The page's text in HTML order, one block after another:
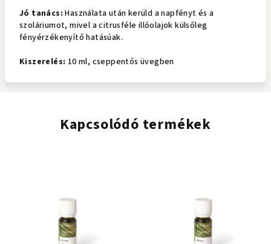
Jó tanács:Használata után kerüld a napfényt és a
szoláriumot, mivel a citrusféle illóolajok külsőleg
fényérzékenyítő hatásúak.
Kiszerelés: 10 ml, cseppentős üvegben
Kapcsolódó termékek